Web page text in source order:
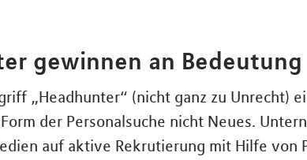
gewinnen an Bedeutung
„Headhunter“ (nicht ganz zu Unrecht)
der Personalsuche nicht Neues.
auf aktive Rekrutierung mit Hilfe von